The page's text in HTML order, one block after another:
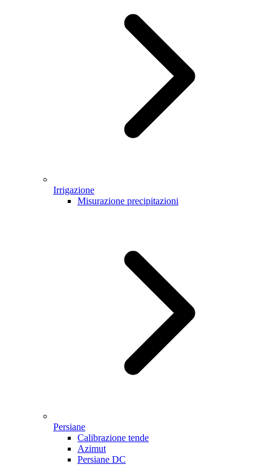
Irrigazione
Misurazione precipitazioni
Persiane
Calibrazione tende
Azimut
Persiane DC